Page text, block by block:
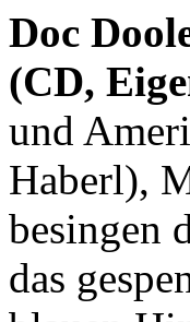
Doc
(CD,
und
Haberl),
besingen
das